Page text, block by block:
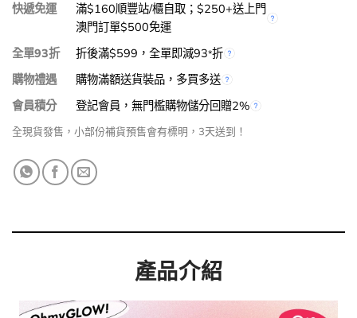
快遞免運
滿$160順豐站/櫃自取；$250+送上門
澳門訂單$500免運
全單93折
折後滿$599，全單即減93*折
購物禮遇
購物滿額送貨裝品，多買多送
會員積分
登記會員，無門檻購物儲分回贈2%
全現貨發售，小部份補貨預售會有標明，3天送到！
產品介紹